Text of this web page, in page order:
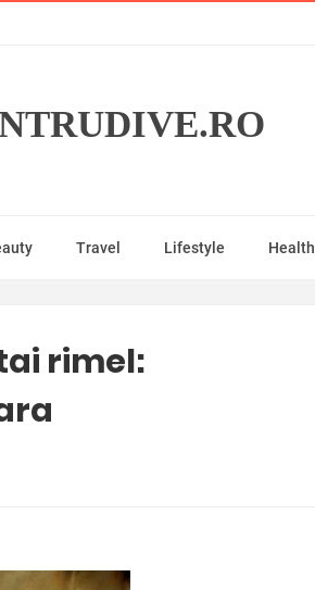
Travel Lifestyle Health
rimel: